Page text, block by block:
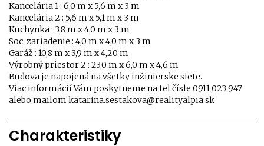
Kancelária 1 : 6,0 m x 5,6 m x 3 m
Kancelária 2 : 5,6 m x 5,1 m x 3 m
Kuchynka : 3,8 m x 4,0 m x 3 m
Soc. zariadenie : 4,0 m x 4,0 m x 3 m
Garáž : 10,8 m x 3,9 m x 4,20 m
Výrobný priestor 2 : 23,0 m x 6,0 m x 4,6 m
Budova je napojená na všetky inžinierske siete.
Viac informácií Vám poskytneme na tel.čísle 0911 023 947
alebo mailom katarina.sestakova@realityalpia.sk
Charakteristiky